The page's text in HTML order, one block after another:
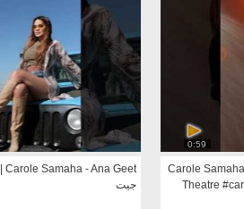
0:59
Carole
Theatre
جيت